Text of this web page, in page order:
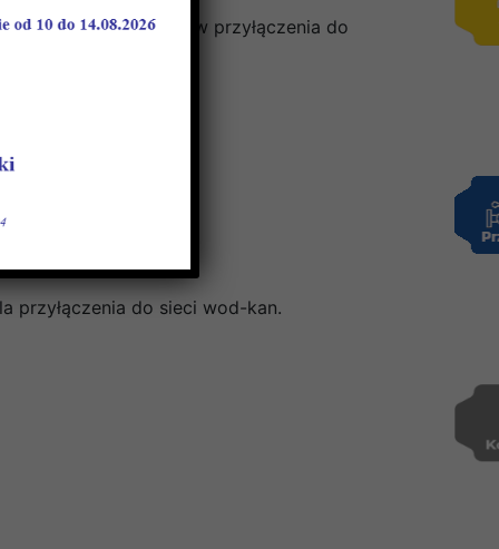
warunków przyłączenia do
przyłączenia do sieci wod-kan.